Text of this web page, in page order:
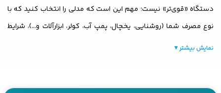
دستگاه «قوی‌تر» نیست؛ مهم این است که مدلی را انتخاب کنید که با
نوع مصرف شما (روشنایی، یخچال، پمپ آب، کولر، ابزارآلات و…)، شرایط
نصب و میزان مصرف سوخت همخوانی داشته باشد تا هم عمر دستگاه
نمایش بیشتر▼